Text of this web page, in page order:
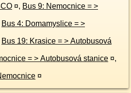
> TESCO ¤, Bus 9: Nemocnice = >
Bus 4: Domamyslice = >
Bus 19: Krasice = > Autobusová
Bus 21: Nemocnice = > Autobusová stanice ¤,
5: Čechůvky = > Nemocnice ¤